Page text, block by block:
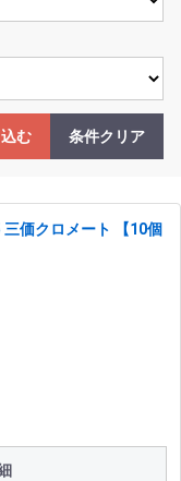
む 条件クリア
価クロメート 【10個